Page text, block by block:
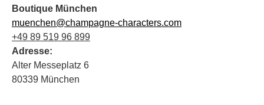
Boutique München
muenchen@champagne-characters.com
+49 89 519 96 899
Adresse:
Alter Messeplatz 6
80339 München